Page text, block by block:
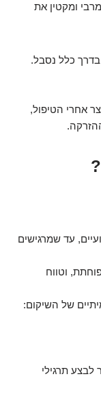
ומקטין את
בדרך כלל נסבל.
אחרי הטיפול,
עד שמרגישים
וטווח
של השיקום:
לבצע תרגילי